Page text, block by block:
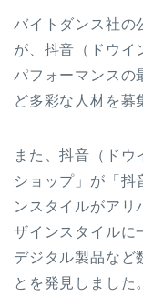
バイトダンス社の
が、抖音（ドウイ
パフォーマンスの
ど多彩な人材を募
また、抖音（ドウ
ショップ」が「抖
ンスタイルがアリ
ザインスタイルに
デジタル製品など
とを発見しました。